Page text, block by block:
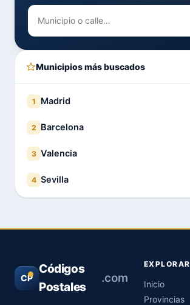
Municipios más buscados
1 Madrid
2 Barcelona
3 Valencia
4 Sevilla
CP
Códigos
Postales
.com
EXPLORAR
Inicio
Provincias